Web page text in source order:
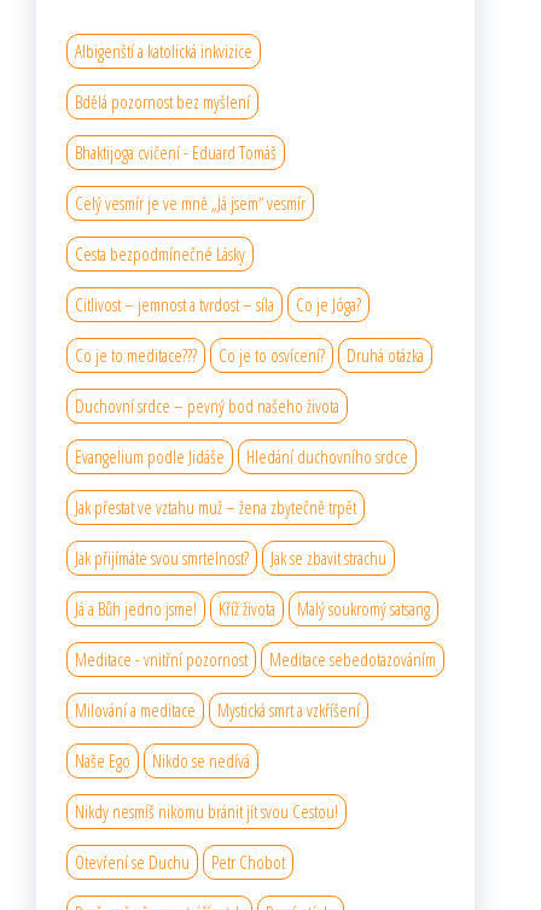
Albigenští a katolická inkvizice
Bdělá pozornost bez myšlení
Bhaktijoga cvičení - Eduard Tomáš
Celý vesmír je ve mně „Já jsem“ vesmír
Cesta bezpodmínečné Lásky
Citlivost – jemnost a tvrdost – síla Co je Jóga?
Co je to meditace??? Co je to osvícení? Druhá otázka
Duchovní srdce – pevný bod našeho života
Evangelium podle Jidáše Hledání duchovního srdce
Jak přestat ve vztahu muž – žena zbytečně trpět
Jak přijímáte svou smrtelnost? Jak se zbavit strachu
Já a Bůh jedno jsme! Kříž života Malý soukromý satsang
Meditace - vnitřní pozornost Meditace sebedotazováním
Milování a meditace Mystická smrt a vzkříšení
Naše Ego Nikdo se nedívá
Nikdy nesmíš nikomu bránit jít svou Cestou!
Otevření se Duchu Petr Chobot